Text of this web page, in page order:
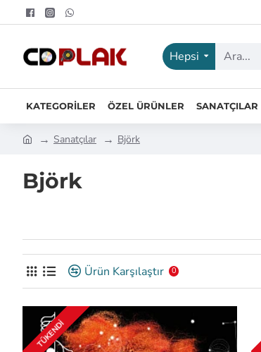
Hepsi
KATEGORILER ÖZEL ÜRÜNLER SANATÇILAR
Sanatçılar Björk
Björk
Ürün Karşılaştır 0
TÜKENDI